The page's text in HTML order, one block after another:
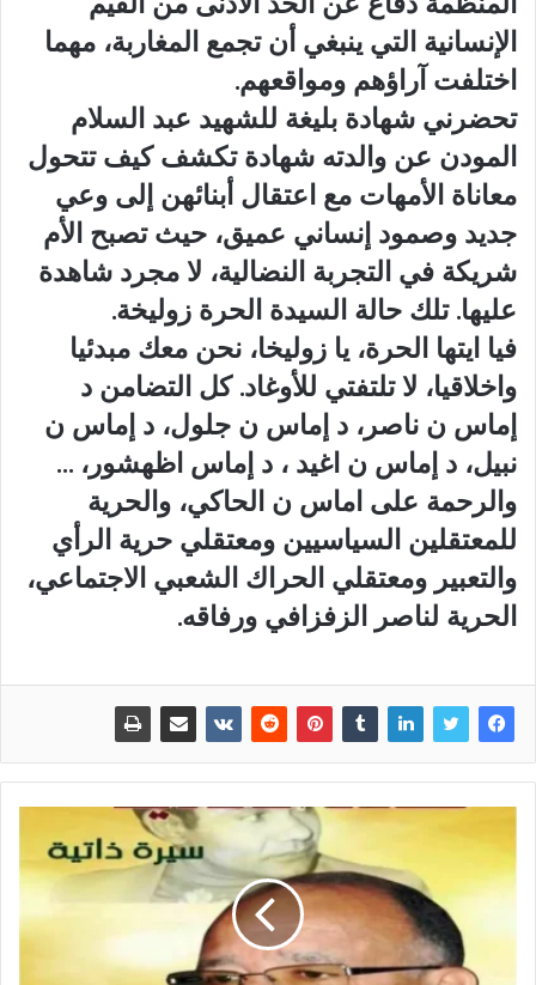
الإنسانية التي ينبغي أن تجمع المغاربة، مهما
اختلفت آراؤهم ومواقعهم.
تحضرني شهادة بليغة للشهيد عبد السلام
المودن عن والدته شهادة تكشف كيف تتحول
معاناة الأمهات مع اعتقال أبنائهن إلى وعي
جديد وصمود إنساني عميق، حيث تصبح الأم
شريكة في التجربة النضالية، لا مجرد شاهدة
عليها. تلك حالة السيدة الحرة زوليخة.
فيا ايتها الحرة، يا زوليخا، نحن معك مبدئيا
واخلاقيا، لا تلتفتي للأوغاد. كل التضامن د
إماس ن ناصر، د إماس ن جلول، د إماس ن
نبيل، د إماس ن اغيد ، د إماس اظهشور، …
والرحمة على اماس ن الحاكي، والحرية
للمعتقلين السياسيين ومعتقلي حرية الرأي
والتعبير ومعتقلي الحراك الشعبي الاجتماعي،
الحرية لناصر الزفزافي ورفاقه.